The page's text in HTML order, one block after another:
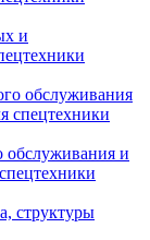
и
обслуживания и